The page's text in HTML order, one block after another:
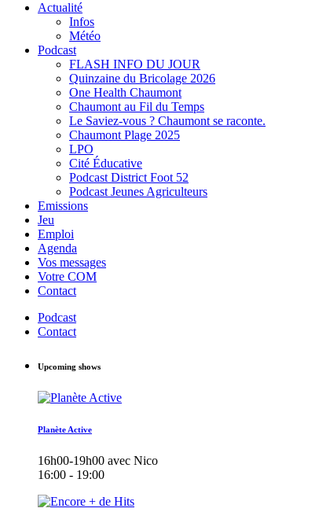
Actualité
Infos
Météo
Podcast
FLASH INFO DU JOUR
Quinzaine du Bricolage 2026
One Health Chaumont
Chaumont au Fil du Temps
Le Saviez-vous ? Chaumont se raconte.
Chaumont Plage 2025
LPO
Cité Éducative
Podcast District Foot 52
Podcast Jeunes Agriculteurs
Emissions
Jeu
Emploi
Agenda
Vos messages
Votre COM
Contact
Podcast
Contact
Upcoming shows
Planète Active
16h00-19h00 avec Nico
16:00 - 19:00